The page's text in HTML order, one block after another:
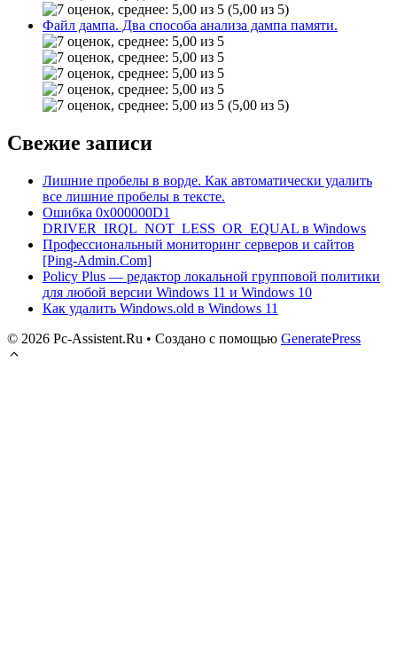
(5,00 из 5)
Файл дампа. Два способа анализа дампа памяти.
(5,00 из 5)
Свежие записи
Лишние пробелы в ворде. Как автоматически удалить
все лишние пробелы в тексте.
Ошибка 0x000000D1
DRIVER_IRQL_NOT_LESS_OR_EQUAL в Windows
Профессиональный мониторинг серверов и сайтов
[Ping-Admin.Com]
Policy Plus — редактор локальной групповой политики
для любой версии Windows 11 и Windows 10
Как удалить Windows.old в Windows 11
© 2026 Pc-Assistent.Ru • Создано с помощью GeneratePress